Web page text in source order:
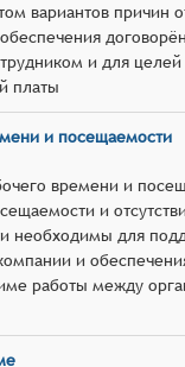
вариантов причин
и для
платы
и посещаемости
времени и
и
необходимы для
и
работы между